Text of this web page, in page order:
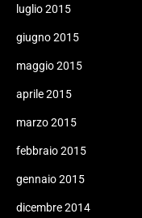
luglio 2015
giugno 2015
maggio 2015
aprile 2015
marzo 2015
febbraio 2015
gennaio 2015
dicembre 2014